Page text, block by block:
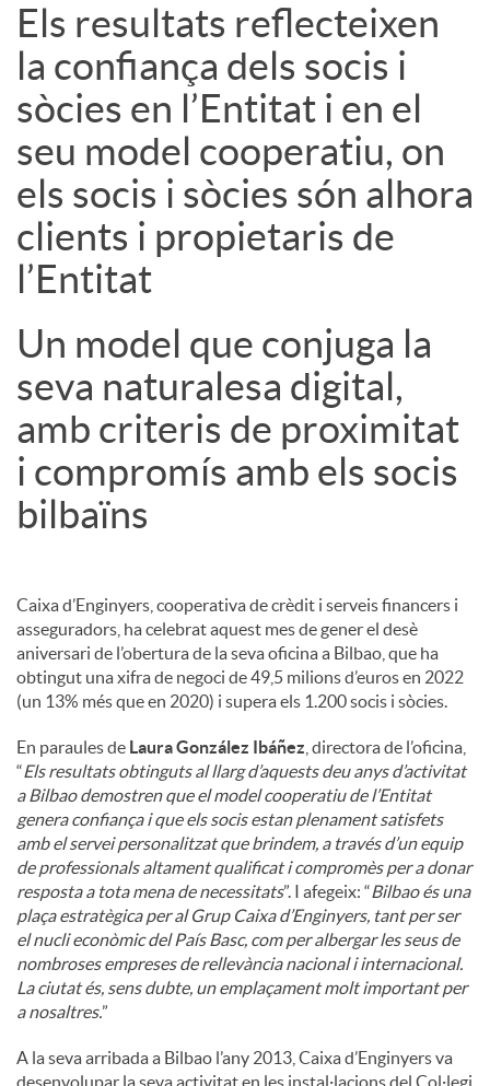
Els resultats reflecteixen
la confiança dels socis i
sòcies en l’Entitat i en el
seu model cooperatiu, on
els socis i sòcies són alhora
clients i propietaris de
l’Entitat
Un model que conjuga la
seva naturalesa digital,
amb criteris de proximitat
i compromís amb els socis
bilbaïns
Caixa d’Enginyers, cooperativa de crèdit i serveis financers i
asseguradors, ha celebrat aquest mes de gener el desè
aniversari de l’obertura de la seva oficina a Bilbao, que ha
obtingut una xifra de negoci de 49,5 milions d’euros en 2022
(un 13% més que en 2020) i supera els 1.200 socis i sòcies.
En paraules de Laura González Ibáñez , directora de l’oficina,
“Els resultats obtinguts al llarg d’aquests deu anys d’activitat
a Bilbao demostren que el model cooperatiu de l’Entitat
genera confiança i que els socis estan plenament satisfets
amb el servei personalitzat que brindem, a través d’un equip
de professionals altament qualificat i compromès per a donar
resposta a tota mena de necessitats”. I afegeix: “Bilbao és una
plaça estratègica per al Grup Caixa d’Enginyers, tant per ser
el nucli econòmic del País Basc, com per albergar les seus de
nombroses empreses de rellevància nacional i internacional.
La ciutat és, sens dubte, un emplaçament molt important per
a nosaltres.”
A la seva arribada a Bilbao l’any 2013, Caixa d’Enginyers va
desenvolupar la seva activitat en les instal·lacions del Col·legi